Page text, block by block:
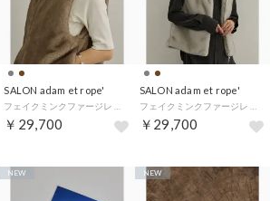
SALON adam et rope'
￥29,700
SALON adam et rope'
￥29,700
NEW NEW